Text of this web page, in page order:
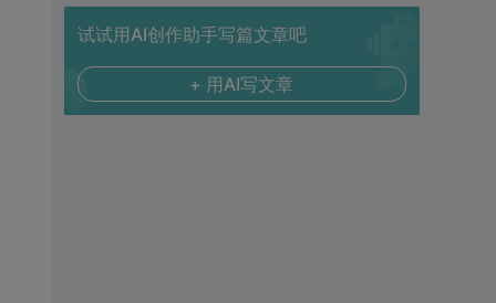
试试用AI创作助手写篇文章吧
+ 用AI写文章